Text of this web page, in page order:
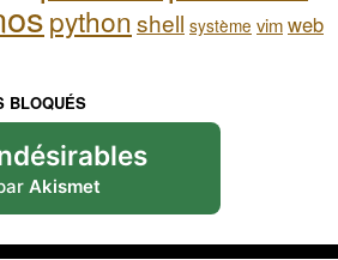
python shell système vimweb
BLOQUÉS
Akismet